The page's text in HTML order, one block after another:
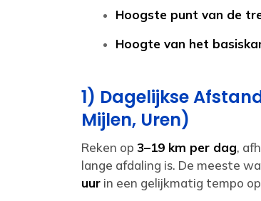
Hoogste punt van de
Hoogte van het
1) Dagelijkse
Mijlen, Uren)
Reken op 3–19 km per dag,
lange afdaling is. De meeste
uur in een gelijkmatig tempo